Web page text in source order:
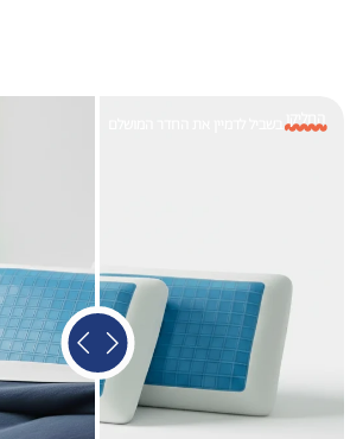
ימי עסקים לא כוללים את יום ההזמנה, שישי, שבת
החליקובשביל לדמיין את החדר המושלם